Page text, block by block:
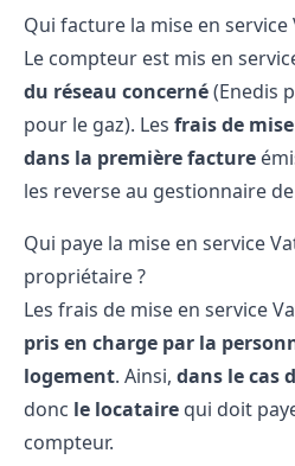
Qui facture la mise en service
Le compteur est mis en
du réseau concerné(Enedis
pour le gaz). Les frais de
dans la première facture
les reverse au gestionnaire
Qui paye la mise en service
propriétaire ?
Les frais de mise en service
pris en charge par la
logement. Ainsi, dans le cas
donc le locataire qui doit
compteur.